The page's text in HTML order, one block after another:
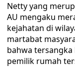
Netty yang
AU mengaku
kejahatan di
martabat
bahwa
pemilik rumah